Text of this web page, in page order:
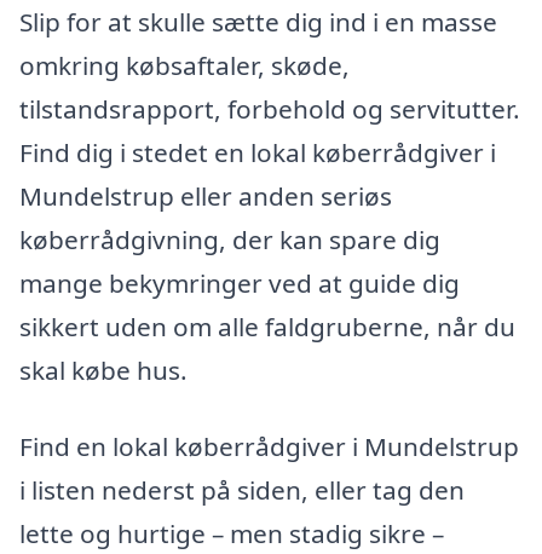
Slip for at skulle sætte dig ind i en masse
omkring købsaftaler, skøde,
tilstandsrapport, forbehold og servitutter.
Find dig i stedet en lokal køberrådgiver i
Mundelstrup eller anden seriøs
køberrådgivning, der kan spare dig
mange bekymringer ved at guide dig
sikkert uden om alle faldgruberne, når du
skal købe hus.
Find en lokal køberrådgiver i Mundelstrup
i listen nederst på siden, eller tag den
lette og hurtige – men stadig sikre –